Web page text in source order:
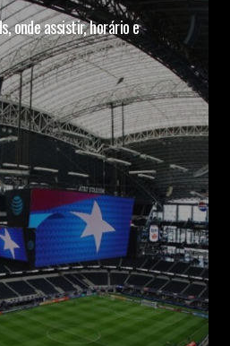
onde assistir, horário e